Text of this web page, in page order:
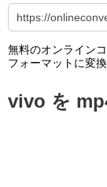
無料のオンライン
フォーマットに変
vivo を